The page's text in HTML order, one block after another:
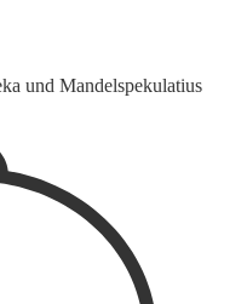
und Mandelspekulatius